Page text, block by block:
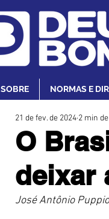
SOBRE NORMAS E
O
deixar
21 de fev. de 2024 2 min
José Antônio